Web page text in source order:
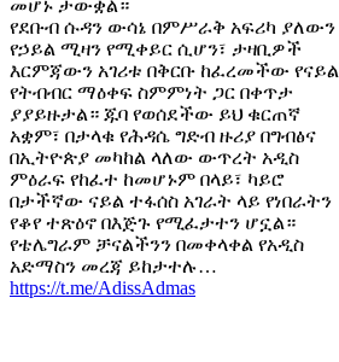
መሆኑ ታውቋል።
የደቡብ ሱዳን ውሳኔ በምሥራቅ አፍሪካ ያለውን
የኃይል ሚዛን የሚቀይር ሲሆን፣ ታዛቢዎች
እርምጃውን አገሪቱ በቅርቡ ከፈረመችው የናይል
የትብብር ማዕቀፍ ስምምነት ጋር በቀጥታ
ያያይዙታል። ጁባ የወሰደችው ይህ ቁርጠኛ
አቋም፣ በታላቁ የሕዳሴ ግድብ ዙሪያ በግብፅና
በኢትዮጵያ መካከል ላለው ውጥረት አዲስ
ምዕራፍ የከፈተ ከመሆኑም በላይ፣ ካይሮ
በታችኛው ናይል ተፋሰስ አገራት ላይ የነበራትን
የቆየ ተጽዕኖ በእጅጉ የሚፈታተን ሆኗል።
የቴሌግራም ቻናልችንን በመቀላቀል የአዲስ
አድማስን መረጃ ይከታተሉ…
https://t.me/AdissAdmas